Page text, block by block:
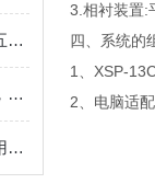
细胞生物显微镜的选择要从哪五点入？
细胞生物显微镜常见使用误区，请规避！
几个注意事项帮助你更好的使用倒置生物显微镜
3.相衬装置:
四、系统的
1、
2、电脑适